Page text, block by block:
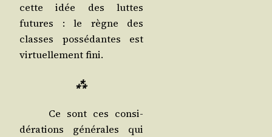
cette idée des luttes
futures : le règne des
classes pos­sé­dantes est
vir­tuel­le­ment fini.
⁂
Ce sont ces consi­
dé­ra­tions géné­rales qui